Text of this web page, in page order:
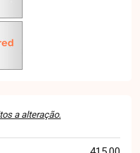
a alteração.